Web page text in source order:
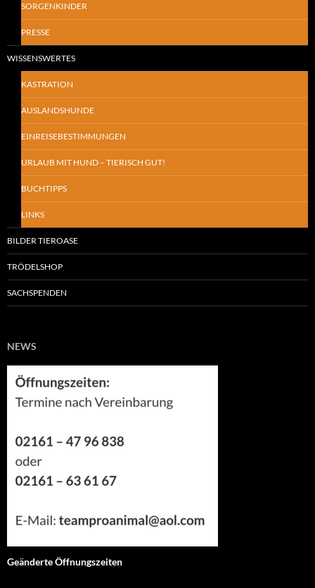
SORGENKINDER
PRESSE
WISSENSWERTES
KASTRATION
AUSLANDSHUNDE
EINREISEBESTIMMUNGEN
URLAUB MIT HUND – TIERISCH GUT!
BUCHTIPPS
LINKS
BILDER TIEROASE
TRÖDELSHOP
SACHSPENDEN
NEWS
Geänderte Öffnungszeiten